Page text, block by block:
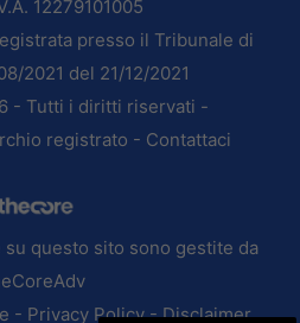
12279101005
presso il Tribunale di
2021 del 21/12/2021
- Tutti i diritti riservati -
registrato - Contattaci
questo sito sono gestite da
- Privacy Policy-Disclaimer